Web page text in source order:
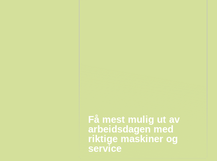
Få mest mulig ut av
arbeidsdagen med
riktige maskiner og
service